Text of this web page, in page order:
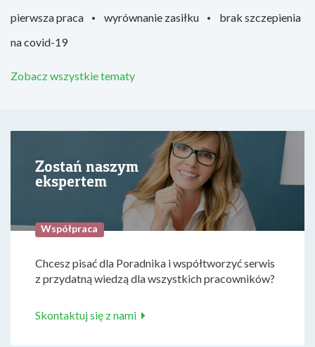
pierwsza praca
wyrównanie zasiłku
brak szczepienia
na covid-19
Zobacz wszystkie tematy
Zostań naszym
ekspertem
Współpraca
Chcesz pisać dla Poradnika i współtworzyć serwis
z przydatną wiedzą dla wszystkich pracowników?
Skontaktuj się z nami